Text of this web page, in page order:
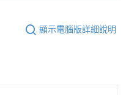
顯示電腦版詳細說明